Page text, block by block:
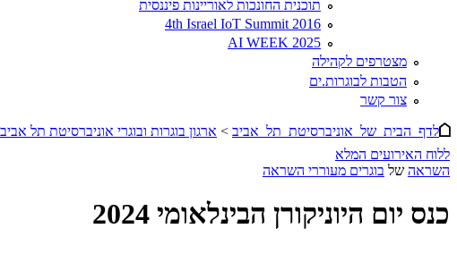
תוכנית החונכות לאוריינות פיננסית
4th Israel IoT Summit 2016
AI WEEK 2025
מצטרפים לקהילה
הטבות לבוגרות.ים
צור קשר
הינך נמצא כאן
לדף הבית של אוניברסיטת תל אביב > ארגון בוגרות ובוגרי אוניברסיטת תל אביב
ללוח האירועים המלא
השראה של בוגרים מעוררי השראה
כנס יום היוניקורן הבינלאומי 2024